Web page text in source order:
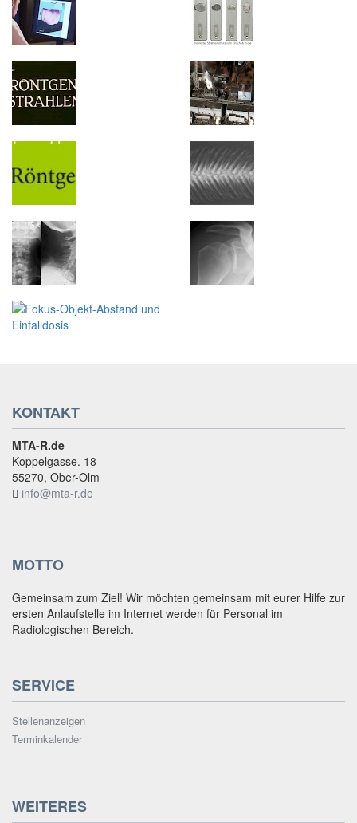
KONTAKT
MTA-R.de
Koppelgasse. 18
55270, Ober-Olm
info@mta-r.de
MOTTO
Gemeinsam zum Ziel! Wir möchten gemeinsam mit eurer Hilfe zur
ersten Anlaufstelle im Internet werden für Personal im
Radiologischen Bereich.
SERVICE
Stellenanzeigen
Terminkalender
WEITERES